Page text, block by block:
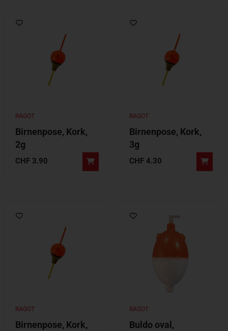
RAGOT
Birnenpose, Kork,
2g
CHF 3.90
RAGOT
Birnenpose, Kork,
3g
CHF 4.30
RAGOT
Birnenpose, Kork,
RAGOT
Buldo oval,